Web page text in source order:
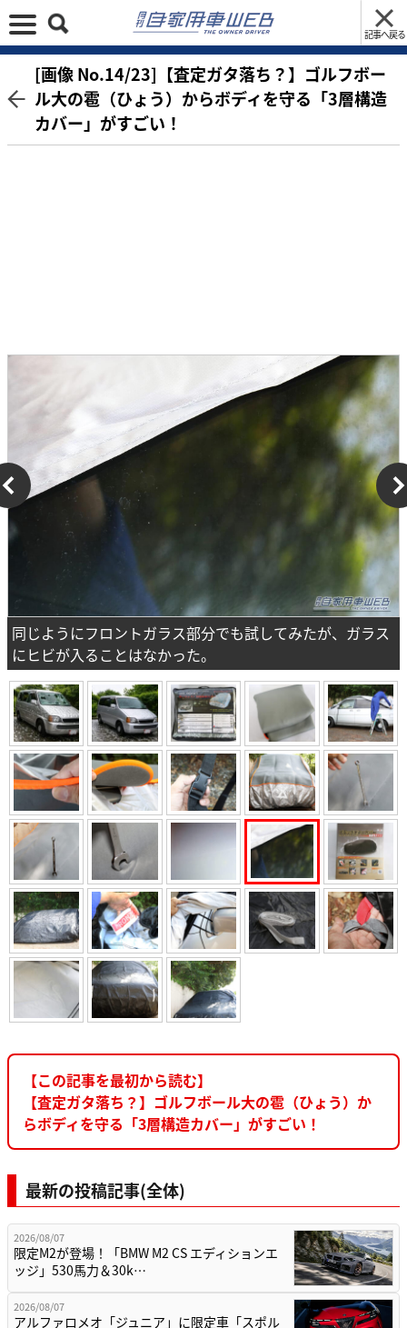
記事へ戻る
[画像 No.14/23]【査定ガタ落ち？】ゴルフボー
ル大の雹（ひょう）からボディを守る「3層構造
カバー」がすごい！
同じようにフロントガラス部分でも試してみたが、ガラス
にヒビが入ることはなかった。
【この記事を最初から読む】
【査定ガタ落ち？】ゴルフボール大の雹（ひょう）か
らボディを守る「3層構造カバー」がすごい！
最新の投稿記事(全体)
2026/08/07
限定M2が登場！「BMW M2 CS エディションエ
ッジ」530馬力＆30k…
2026/08/07
アルファロメオ「ジュニア」に限定車「スポル